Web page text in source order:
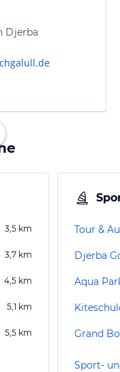
Djerba
3,5 km
3,7 km
4,5 km
5,1 km
5,5 km
Tour &
Djerba
Aqua
Grand
Sport-